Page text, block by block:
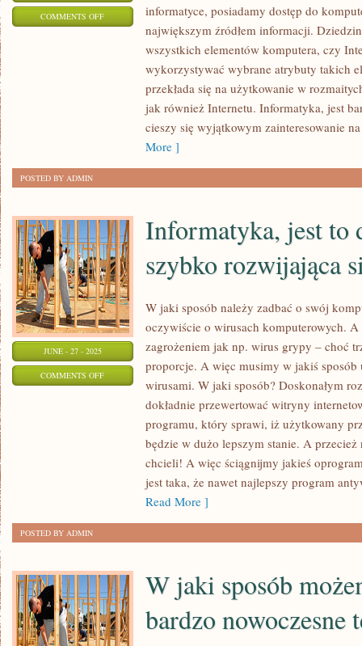
COMMENTS OFFON
KOMPUTER?
informatyce, posiadamy dostęp do
największym źródłem informacji.
wszystkich elementów komputera, czy
wykorzystywać wybrane atrybuty takich
przekłada się na użytkowanie w
jak również Internetu. Informatyka, jest
cieszy się wyjątkowym zainteresowanie
More ]
POSTED BY ADMIN
JUNE - 27 - 2025
COMMENTS OFFON
ROZWIJAJĄCA
Informatyka, jest to
szybko rozwijająca
W jaki sposób należy zadbać o swój
oczywiście o wirusach komputerowych.
zagrożeniem jak np. wirus grypy – choć
proporcje. A więc musimy w jakiś
wirusami. W jaki sposób? Doskonałym
dokładnie przewertować witryny
programu, który sprawi, iż użytkowany
będzie w dużo lepszym stanie. A
chcieli! A więc ściągnijmy jakieś
jest taka, że nawet najlepszy program
Read More ]
POSTED BY ADMIN
W jaki sposób
bardzo nowoczesne